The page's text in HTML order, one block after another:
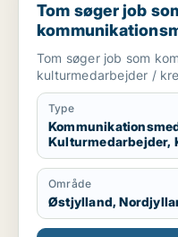
Tom søger job
Tom søger job som
kulturmedarbejder /
Type
Kulturmedarbejder,
Område
Østjylland,